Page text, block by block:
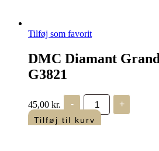
Tilføj som favorit
DMC Diamant
G3821
45,00 kr. -
DMC
Diamant
Grande
-
+
Tilføj til kurv